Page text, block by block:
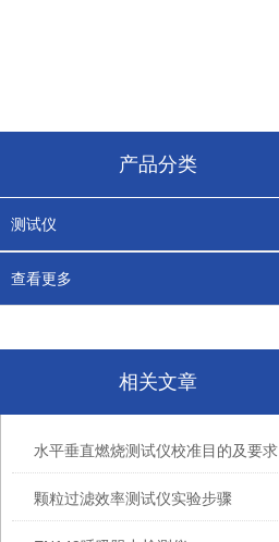
产品分类
测试仪
查看更多
相关文章
水平垂直燃烧测试仪校准目的及要求
颗粒过滤效率测试仪实验步骤